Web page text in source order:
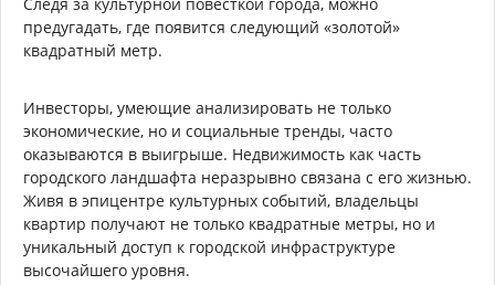
предугадать, где появится следующий «золотой»
квадратный метр.
Инвесторы, умеющие анализировать не только
экономические, но и социальные тренды, часто
оказываются в выигрыше. Недвижимость как часть
городского ландшафта неразрывно связана с его жизнью.
Живя в эпицентре культурных событий, владельцы
квартир получают не только квадратные метры, но и
уникальный доступ к городской инфраструктуре
высочайшего уровня.